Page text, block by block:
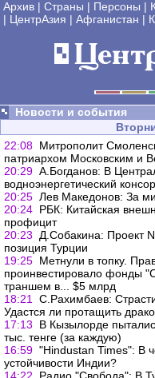
Архив | Страны | Персоны |
| ЦентрАзия | Афганистан |
Новости и события
22:08 Митрополит
патриархом Московским и
20:29 А.Богданов: В
водноэнергетический
20:25 Лев Македонов: За
20:24 РБК: Китайская
профицит
20:23
Д.Собакина: Проект
позиция Турции
19:25 Метнули в топку.
проинвестировало фонды
траншем в... $5 млрд
18:21
С.Рахимбаев:
Удастся ли протащить
17:13
В Кызылорде
тыс. тенге (за каждую)
16:59 "Hindustan Times": В
устойчивости Индии?